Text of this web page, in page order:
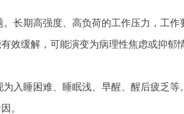
长期高强度、高负荷的工作压力，工
效缓解，可能演变为病理性焦虑或抑郁情
入睡困难、睡眠浅、早醒、醒后疲乏等
。